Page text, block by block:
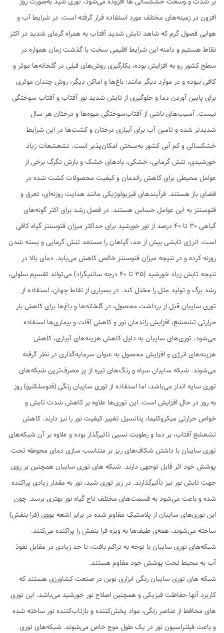
افزون در زمینه‌های مختلف مورد استفاده قرار گرفته است. در شرایط آب و
هوایی فصول گرم که شاهد تابش شدید آفتاب به همراه گرمای شدید در اکثر
نقاط هستیم و دامنه این شرایط اقلیمی سخت با گذشت زمان همواره در
سطح کشور رو به افزایش بوده، بکارگیری روش‌های قبلی در گلخانه‌ها موثر و
کافی نبوده و در موارد دیگر مانند: باغ‌ها و اماکن دیگر، روش چندان موثری
برای پایین آوردن دما و جلوگیری از تابش شدید نور آفتاب و آفتاب سوختگی
نیست. آسیب‌های ناشی از آفتاب‌سوختگی میوه‌‌ها و درختان هر سال
شدیدتر شده و تامین آب برای آبیاری درختان و کشت‌ها در این شرایط
خشکسالی و کم آبی کشور به‌سختی امکان‌پذیر است. تشعشعات زیاد
خورشیدی، تنش گرمایی، خشکی، بادهای خشک و بارش تگرگ برخی از
عوامل محیطی برای کاهش راندمان و کیفیت محصولات کشت شده در
فضای باز هستند. فرآیندهای فیزیولوژیکی مانند هدایت روزنه‌ای، تعرق و
فتوسنتز به این عوامل حساس هستند. در فصل رشد برای اکثر گونه‌های
گیاهی 30 تا 40 درصد از نور خورشید برای حداکثر میزان فتوسنتز گیاه کافی
است. انرژی تابشی بیش از حد، گیاهان را مستعد تنش گرمایی و بسته شدن
روزنه کرده و در نتیجه میزان فتوسنتز خالص کاهش می‌یابد. دمای بالا در
نتیجه تابش زیاد خورشید (35 تا 40 درجه سانتیگراد) می‌تواند تقسیم سلولی،
رشد برگ و تولید مثل را مختل کند. در بسیاری از نقاط جهان، استفاده از
توری سایبان قبل از برداشت محصول، در گلخانه‌ها و باغ‌ها برای کاهش بار
حرارتی تشعشع، افزایش راندمان نور و کاهش آفات و بیماری‌ها استفاده
می‌شود. توری‌های سایبان به دلیل کاهش هزینه‌های آبیاری، کاهش
هزینه‌های انرژی و افزایش محصول به عنوان سرمایه‌گذاری در نظر گرفته
می‌شوند. شبکه سایبان سیاه و رنگ‌های تیره از پر مصرف‌ترین شبکه‌های
توری سایه انداز می‌باشد، اما استفاده از توری سایبان رنگی (فتوسلکتیو) روز
به روز در حال افزایش است. این توری‌ها علاوه بر کاهش شدت تابش و
خواص حرارتی میکروکلیما، پتانسیل تغییر کیفیت نور را نیز دارند. کاهش
تشعشع آفتاب، بر دما و رطوبت نسبی تاثیرگذار بوده و علاوه بر آن شبکه‌های
توری سایبان با داشتن شکاف‌های ریز بر متناسب سازی دمای محوطه تحت
پوشش خود اثر قابل توجهی دارند. شبکه های توری سایبان همچنین بر روی
جهت تابش نور نیز تأثیرگذارند. در زیر توری شید، نور به مقدار زیادی پراکنده
شده و باعث می‌شود به قسمت‌های مختلف تاج گیاه نور بهتری برسد. چون
این توری‌های سایبان از پلاستیک مقاوم شده در برابر اشعه یووی (فرا بنفش)
ساخته می‌شوند، همه‌ی طیف‌ها به ویژه فرا بنفش را پراکنده می‌کنند.
شبکه‌های توری سایبان با توجه به تراکم بافت، تا حد زیادی در مقابل نفوذ
آب به محیط تحت پوشش خود مقاوم هستند.
شبکه های توری سایبان رنگی ابزاری نوین در صنعت کشاورزی هستند که
کاربرد آنها حفاظت فیزیکی و همچنین اصلاح نور خورشید می‌باشد. این توری
های محافظ از عناصر رنگی، مواد پخش‌کننده و بازتاب‌کننده نور ساخته شده
و باعث فیلتراسیون نور در یک طول موج خاص می‌شوند. شبکه‌های توری